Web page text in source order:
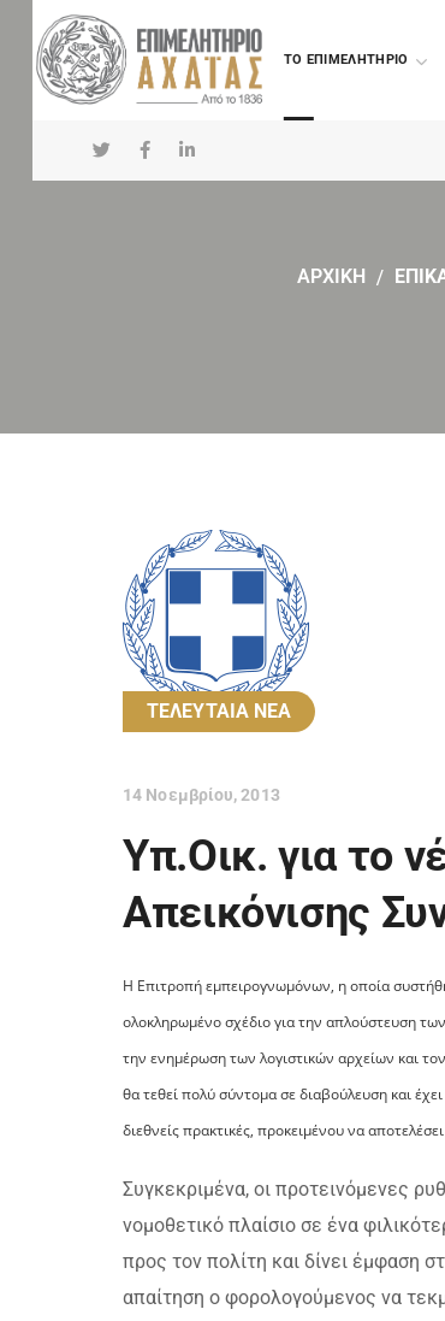
TO ΕΠΙΜΕΛΗΤΗΡΙΟ
ΑΡΧΙΚΗ
ΤΕΛΕΥΤΑΙΑ ΝΕΑ
14 Νοεμβρίου, 2013
Υπ.Οικ. για το
Απεικόνισης
Η Επιτροπή εμπειρογνωμόνων, η οποία
ολοκληρωμένο σχέδιο για την απλούστευση
την ενημέρωση των λογιστικών αρχείων και
θα τεθεί πολύ σύντομα σε διαβούλευση και
διεθνείς πρακτικές, προκειμένου να
Συγκεκριμένα, οι προτεινόμενες
νομοθετικό πλαίσιο σε ένα
προς τον πολίτη και δίνει έμφαση
απαίτηση ο φορολογούμενος να